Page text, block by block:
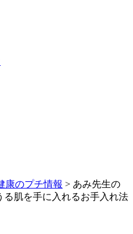
康のプチ情報 > あみ先生の
肌を手に入れるお手入れ法